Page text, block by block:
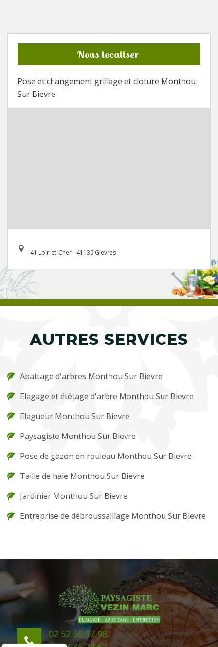
Nous localiser
Pose et changement grillage et cloture Monthou
Sur Bievre
41 Loir-et-Cher - 41130 Gievres
AUTRES SERVICES
Abattage d'arbres Monthou Sur Bievre
Elagage et étêtage d'arbre Monthou Sur Bievre
Elagueur Monthou Sur Bievre
Paysagiste Monthou Sur Bievre
Pose de gazon en rouleau Monthou Sur Bievre
Taille de haie Monthou Sur Bievre
Jardinier Monthou Sur Bievre
Entreprise de débroussaillage Monthou Sur Bievre
02 52 56 17 98